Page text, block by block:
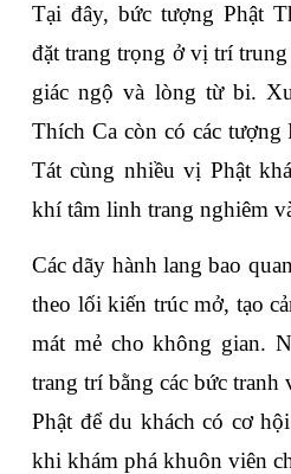
Tại đây, bức tượng Phật
đặt trang trọng ở vị trí
giác ngộ và lòng từ bi.
Thích Ca còn có các
Tát cùng nhiều vị Phật
khí tâm linh trang nghiêm
Các dãy hành lang bao
theo lối kiến trúc mở, tạo
mát mẻ cho không gian.
trang trí bằng các bức
Phật để du khách có cơ
khi khám phá khuôn viên